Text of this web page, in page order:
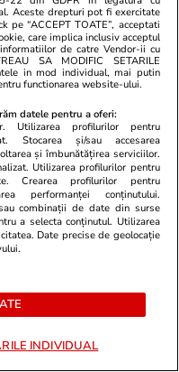
lângă
la
Fanatik.ro
Și-a găsit
șapte luni
”M-am
14:29
aproximativ 35
Adjud și Bacău:
al
Aceste drepturi pot fi exercitate
pe “ACCEPT TOATE”, acceptati
care implica inclusiv acceptul
de catre Vendor-ii cu
SA MODIFIC SETARILE
in mod individual, mai putin
functionarea website-ului.
datele pentru a oferi:
Utilizarea profilurilor pentru
Stocarea și/sau accesarea
și îmbunătățirea serviciilor.
Utilizarea profilurilor pentru
Crearea profilurilor pentru
performanței conținutului.
combinații de date din surse
a selecta conținutul. Utilizarea
Date precise de geolocație
INDIVIDUAL